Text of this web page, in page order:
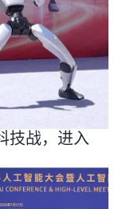
技战，进入